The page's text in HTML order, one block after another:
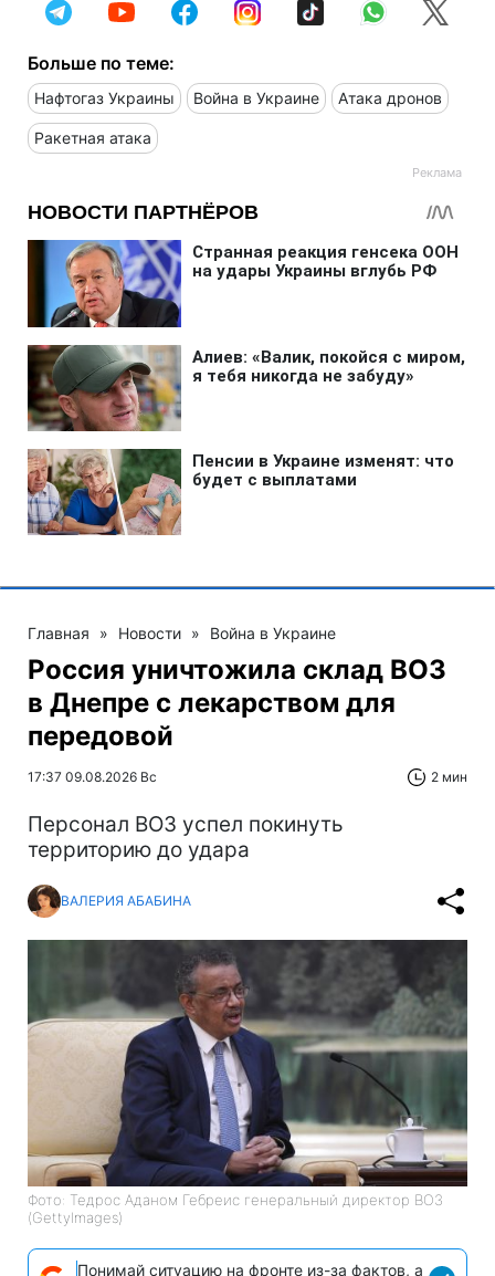
Больше по теме:
Нафтогаз Украины Война в Украине Атака дронов
Ракетная атака
Главная » Новости » Война в Украине
Россия уничтожила склад ВОЗ
в Днепре с лекарством для
передовой
17:37 09.08.2026 Вс 2 мин
Персонал ВОЗ успел покинуть
территорию до удара
ВАЛЕРИЯ АБАБИНА
Фото: Тедрос Аданом Гебреис генеральный директор ВОЗ
(GettyImages)
Понимай ситуацию на фронте из-за фактов, а